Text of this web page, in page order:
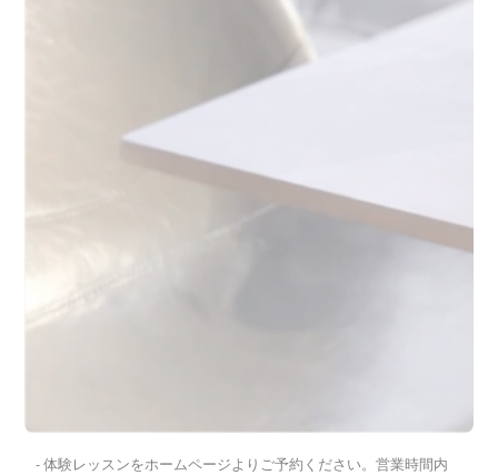
- 体験レッスンをホームページよりご予約ください。営業時間内